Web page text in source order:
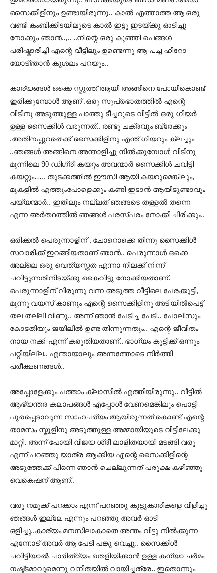
സൈക്കിളിനും ഉണ്ടായിരുന്നു.. കാല്‍ എത്താത്ത ആ ഒരു
വണ്ടി കംബിക്കിടയിലൂടെ കാല്‍ ഇട്ടു ഇടയ്ക്കു ഓടിച്ചു
നോക്കും ഞാന്‍..,.. ..നിന്റെ ഒരു കുഞ്ഞി പെങ്ങള്‍
പരിഷ്കാരിച്ചി എന്റെ വീട്ടിലും ഉണ്ടെന്നു ആ പച്ച ഹീറോ
യോട്ഞാന്‍ കുശലം പറയും..
കാര്യങ്ങള്‍ ഒക്കെ സ്മൂത്ത്‌ ആയി അങ്ങിനെ പോയികൊണ്ട്
ഇരിക്കുമ്പോള്‍ ആണ് ,ഒരു സുപ്രഭാതത്തില്‍ എന്റെ
വീടിനു അടുത്തുള്ള പാത്തു ടീച്ചറുടെ വീട്ടില്‍ ഒരു ഗിയര്‍
ഉള്ള സൈക്കിള്‍ വരുന്നത്.. രണ്ടു ചക്രവും ബ്രേക്കും
,അതിനപ്പുറതെക്ക് സൈക്കിളിനു എന്ത് ഗിയറും ക്ലച്ചും
..ഞങ്ങള്‍ അങ്ങിനെ അന്താളിച്ചു നില്‍ക്കുമ്പോള്‍ വീടിനു
മുന്നിലെ 90 ഡിഗ്രീ കയറ്റം അവന്മാര്‍ സൈക്കിള്‍ ചവിട്ടി
കയറ്റും….. തുടക്കത്തില്‍ ഈസി ആയി കയറുമെങ്കിലും,
മുകളില്‍ എത്തുംപോളെക്കും കണ്ടി ഇടാന്‍ ആയിടുണ്ടാവും
പയ്യന്മാര്‍.. ഇതിലും നല്ലത് ഞങ്ങടെ തള്ളല്‍ തന്നെ
എന്ന അര്‍ത്ഥത്തില്‍ ഞങ്ങള്‍ പരസ്പരം നോക്കി ചിരിക്കും..
ഒരിക്കല്‍ പെരുന്നാളിന് , ചോറൊക്കെ തിന്നു സൈക്കിള്‍
സവാരിക്ക് ഇറങ്ങിയതാണ് ഞാന്‍.. പെരുന്നാള്‍ ഒക്കെ
അല്ലെ ഒരു വെത്യസ്തത എന്നാ നിലക്ക് നിന്ന്
ചവിട്ടുന്നതിനിടയ്ക്കു കൈവിട്ടു നോക്കിയതാണ്.
പെരുന്നാളിന് വിരുന്നു വന്ന അടുത്ത വീട്ടിലെ പേരക്കുട്ടി,
മൂന്നു വയസ് കാണും എന്റെ സൈക്കിളിനു അടിയില്‍പെട്ട്
തല തല്ലി വീണു.. അന്ന് ഞാന്‍ പേടിച്ച പേടി.. പോലീസും
കോടതിയും ജയിലില്‍ ഉണ്ട തിന്നുന്നതും.. എന്റെ ജീവിതം
നായ നക്കി എന്ന് കരുതിയതാണ്.. ഭാഗ്യം കുട്ടിക്ക് ഒന്നും
പറ്റിയില്ല.. എന്തായാലും അന്നത്തോടെ നിര്‍ത്തി
പരീക്ഷണങ്ങള്‍..
അപ്പോളേക്കും പത്താം ക്ലാസില്‍ എത്തിയിരുന്നു.. വീട്ടില്‍
ആഭ്യന്തര കലാപങ്ങള്‍ എപ്പോള്‍ വേണമെങ്കിലും പൊട്ടി
പുരപ്പെടാവുന്ന സാഹചര്യം ആയിരുന്നത് കൊണ്ട് എന്റെ
താമസം സ്കൂളിനു അടുത്തുള്ള അമ്മായിയുടെ വീട്ടിലേക്കു
മാറ്റി. അന്ന് പോയി വിജയ ശ്രീ ലാളിതയായി മടങ്ങി വരൂ
എന്ന് പറഞ്ഞു യാത്ര ആക്കിയ എന്റെ സൈക്കിളിന്റെ
അടുത്തേക്ക് പിന്നെ ഞാന്‍ ചെല്ലുന്നത് പരൂക്ഷ കഴിഞ്ഞു
വെകെഷന് ആണ്..
വരൂ നമുക്ക് പറക്കാം എന്ന് പറഞ്ഞു കൂട്ടുകാരികളെ വിളിച്ചു
ഞങ്ങള്‍ ഇല്ലേ എന്നും പറഞ്ഞു അവര്‍ ഓടി
ഒളിച്ചു..കാര്യം മനസിലാകാതെ അന്തം വിട്ടു നില്‍ക്കുന്ന
എന്നോട് അവര്‍ ആ പേടി പങ്കു വെച്ചു.. സൈക്കിള്‍
ചവിട്ടിയാല്‍ ചാരിത്ര്യം തെളിയിക്കാന്‍ ഉള്ള കന്യാ ചര്‍മം
നഷ്ട്ടമാവുമെന്നു വനിതയില്‍ വായിച്ചത്രേ.. ഇതൊന്നും